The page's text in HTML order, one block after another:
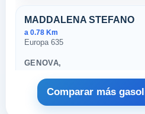
MADDALENA STEFANO
a 0.78 Km
Europa 635
GENOVA,
51536 GENOVA
Comparar más